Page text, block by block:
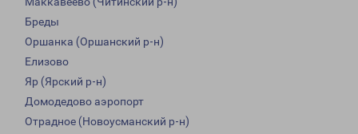
Бреды
Оршанка (Оршанский р-н)
Елизово
Яр (Ярский р-н)
Домодедово аэропорт
Отрадное (Новоусманский р-н)